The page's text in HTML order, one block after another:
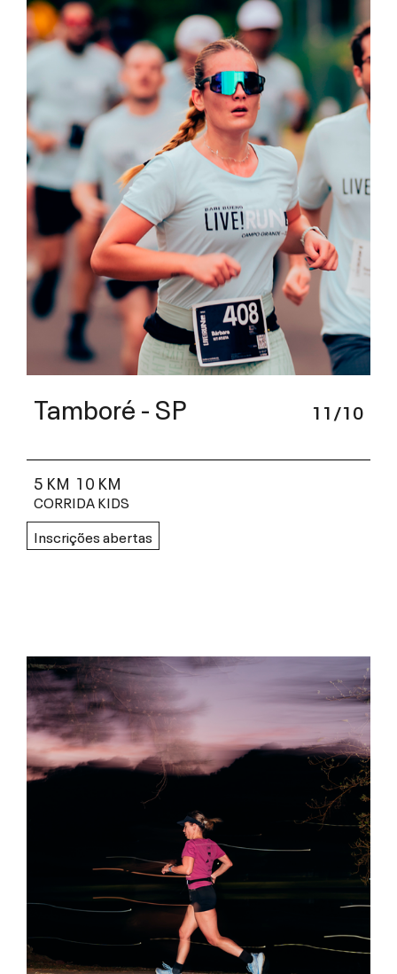
Tamboré - SP 11/10
5 KM 10 KM
CORRIDA KIDS
Inscrições abertas